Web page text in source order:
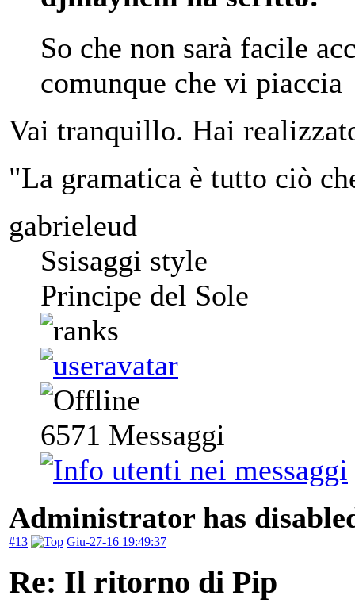
So che non sarà facile
comunque che vi piaccia
Vai tranquillo. Hai
"La gramatica è tutto ciò
gabrieleud
Ssisaggi style
Principe del Sole
6571 Messaggi
Administrator has
#13 Giu-27-16 19:49:37
Re: Il ritorno di Pip